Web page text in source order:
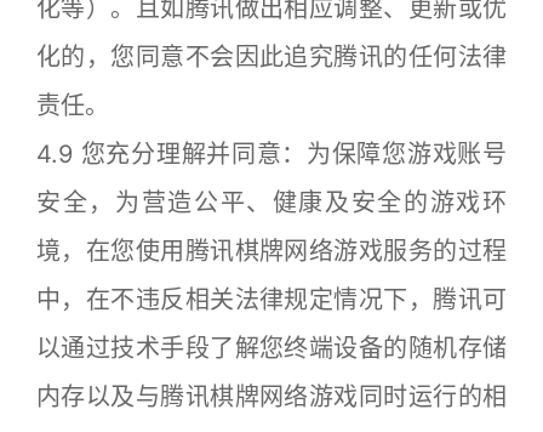
化等）。且如腾讯做出相应调整、更新或优
化的，您同意不会因此追究腾讯的任何法律
责任。
4.9 您充分理解并同意：为保障您游戏账号
安全，为营造公平、健康及安全的游戏环
境，在您使用腾讯棋牌网络游戏服务的过程
中，在不违反相关法律规定情况下，腾讯可
以通过技术手段了解您终端设备的随机存储
内存以及与腾讯棋牌网络游戏同时运行的相